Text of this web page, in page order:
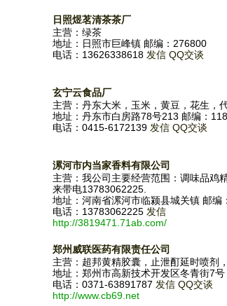
日照煜茗清茶茶厂
主营：绿茶
地址：日照市巨峰镇 邮编：276800
电话：13626338618 发信 QQ交谈
玄宁云食品厂
主营：丹东大米，玉米，黄豆，花生，
地址：丹东市白房路78号213 邮编：
电话：0415-6172139 发信 QQ交谈
漯河市内当家香料有限公司
主营：我公司主要经营范围：调味品鸡
来带电13783062225.
地址：河南省漯河市临颍县城关镇 邮编
电话：13783062225 发信
http://3819471.71ab.com/
郑州威联医药有限责任公司
主营：超邦黄精胶囊，止泄酊延时喷剂
地址：郑州市高新技术开发区冬青街7
电话：0371-63891787 发信 QQ交谈
http://www.cb69.net